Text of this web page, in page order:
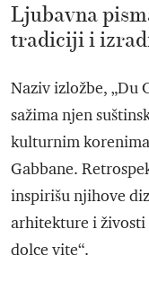
Ljubavna
tradiciji i
Naziv izložbe, „Du
sažima njen
kulturnim
Gabbane.
inspirišu njihove
arhitekture i živosti
dolce vite“.